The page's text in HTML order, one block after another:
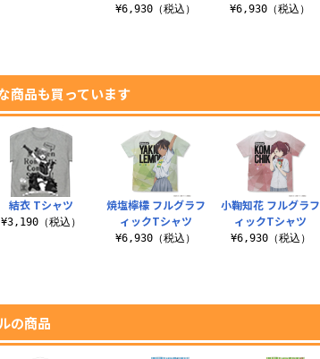
¥6,930（税込） ¥6,930（税込）
商品も買っています
焼塩檸檬 フルグラフ
ィックTシャツ
¥6,930（税込）
小鞠知花 フルグラフ
ィックTシャツ
¥6,930（税込）
結衣 Tシャツ
¥3,190（税込）
の商品